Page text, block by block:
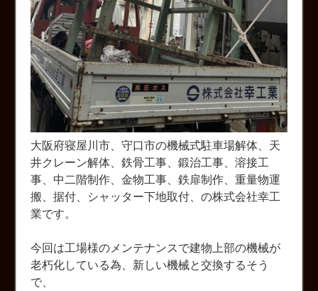
大阪府寝屋川市、守口市の機械式駐車場解体、天
井クレーン解体、鉄骨工事、鍛治工事、溶接工
事、中二階制作、金物工事、鉄扉制作、重量物運
搬、据付、シャッター下地取付、の株式会社幸工
業です。
今回は工場様のメンテナンスで建物上部の機械が
老朽化している為、新しい機械と交換するそう
で、